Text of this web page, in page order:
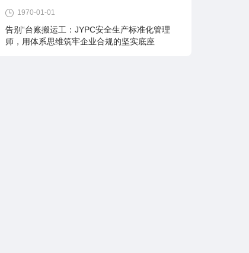
1970-01-01
告别“台账搬运工：JYPC安全生产标准化管理
师，用体系思维筑牢企业合规的坚实底座